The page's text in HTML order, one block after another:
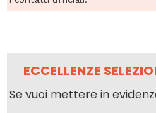
ECCELLENZE
Se vuoi mettere in